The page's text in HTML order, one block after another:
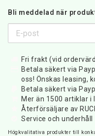
Bli meddelad när
Fri frakt (vid
Betala säkert via
oss! Önskas leasing,
Betala säkert via
Mer än 1500 artiklar i
Återförsäljare av
Service och underhåll
Högkvalitativa produkter till